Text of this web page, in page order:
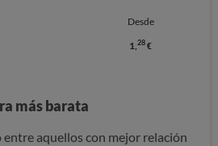
Desde
1,28 €
más barata
aquellos con mejor relación